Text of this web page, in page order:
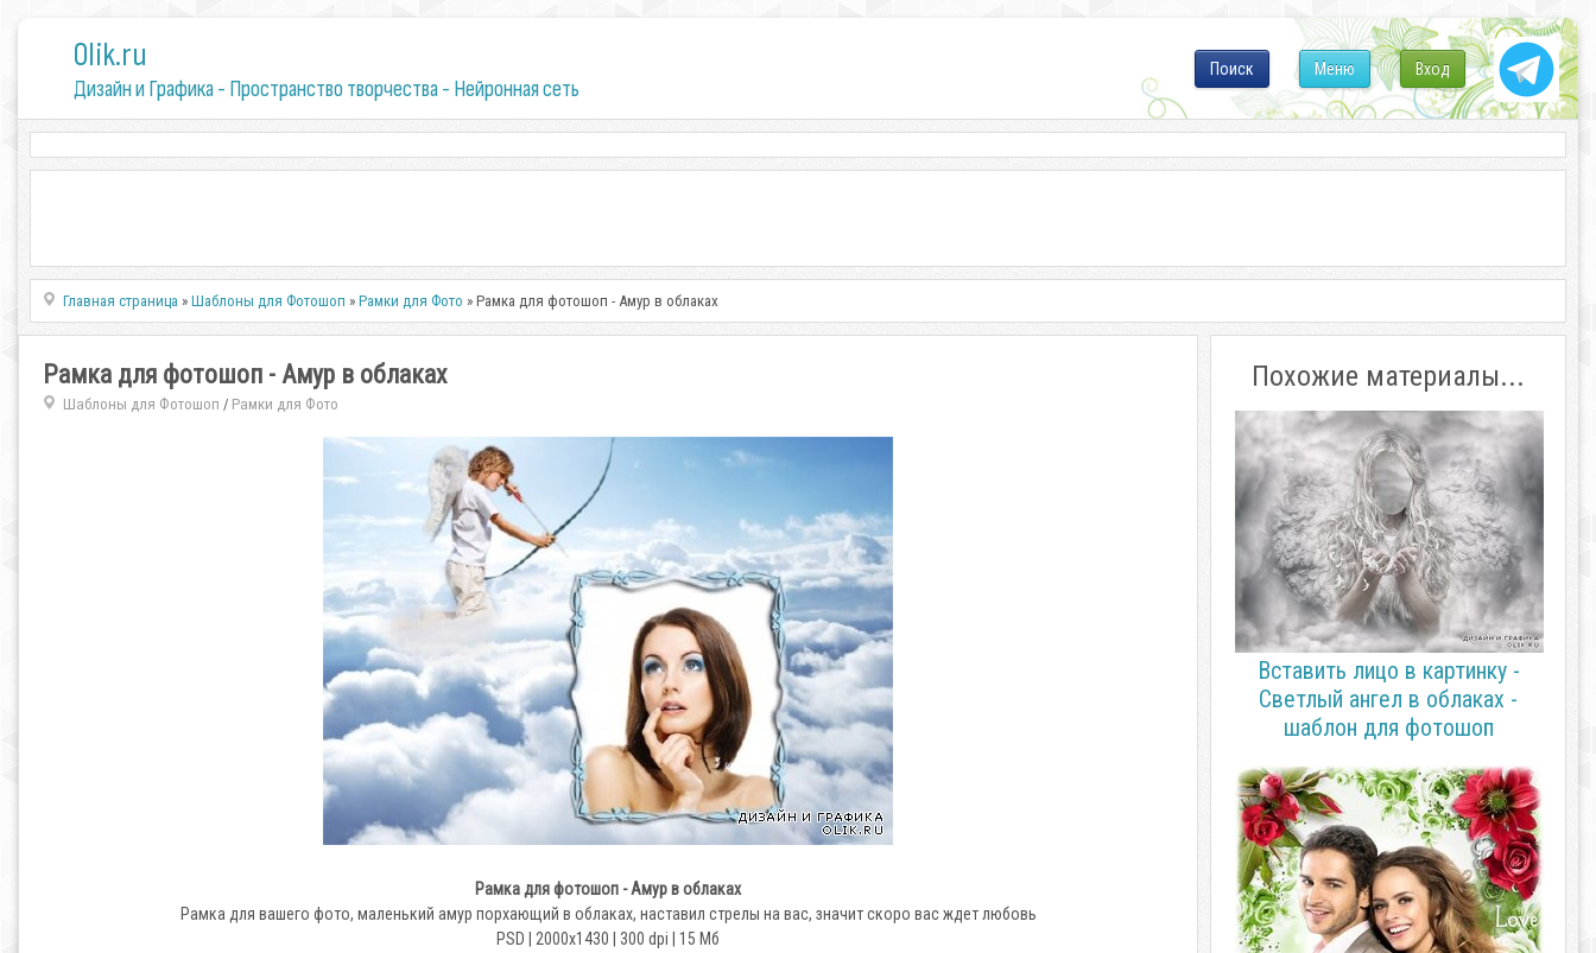
0lik.ru
Дизайн и Графика - Пространство творчества - Нейронная сеть
Вход
Меню
Поиск
Главная страница »Шаблоны для Фотошоп »Рамки для Фото » Рамка для фотошоп - Амур в облаках
Рамка для фотошоп - Амур в облаках
Шаблоны для Фотошоп / Рамки для Фото
Рамка для фотошоп - Амур в облаках
Рамка для вашего фото, маленький амур порхающий в облаках, наставил стрелы на вас, значит скоро вас ждет любовь
PSD | 2000x1430 | 300 dpi | 15 Мб
Похожие материалы...
Вставить лицо в картинку -
Светлый ангел в облаках -
шаблон для фотошоп